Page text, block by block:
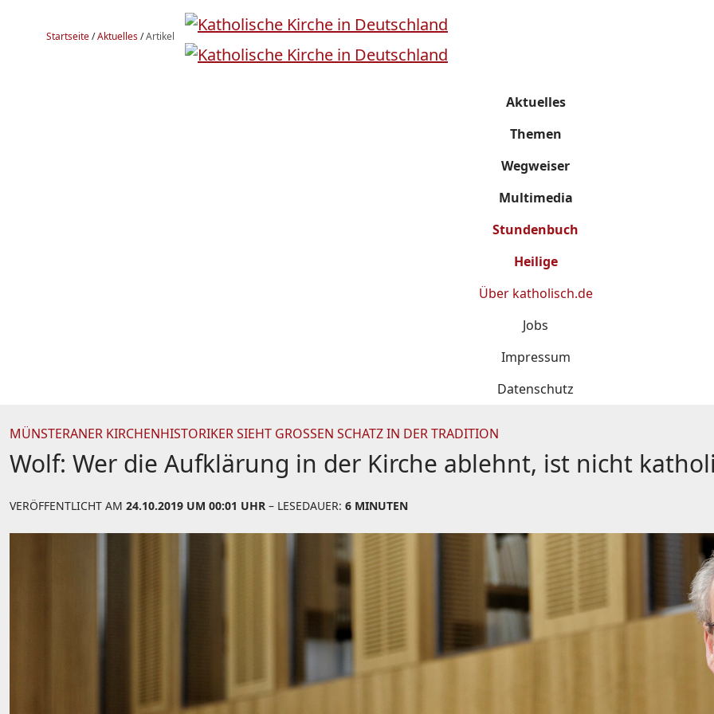
Startseite/Aktuelles/Artikel
Aktuelles
Themen
Wegweiser
Multimedia
Stundenbuch
Heilige
Über katholisch.de
Jobs
Impressum
Datenschutz
MÜNSTERANER KIRCHENHISTORIKER SIEHT GROSSEN SCHATZ IN DER TRADITION
Wolf: Wer die Aufklärung in der Kirche ablehnt, ist nicht
VERÖFFENTLICHT AM 24.10.2019 UM 00:01 UHR – LESEDAUER: 6 MINUTEN